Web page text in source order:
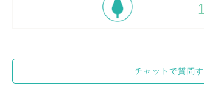
チャットで質問